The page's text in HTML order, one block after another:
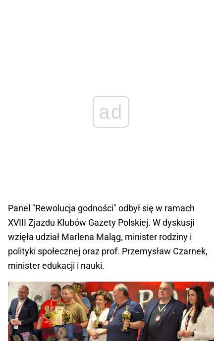
ad
Panel "Rewolucja godności" odbył się w ramach
XVIII Zjazdu Klubów Gazety Polskiej. W dyskusji
wzięła udział Marlena Maląg, minister rodziny i
polityki społecznej oraz prof. Przemysław Czarnek,
minister edukacji i nauki.